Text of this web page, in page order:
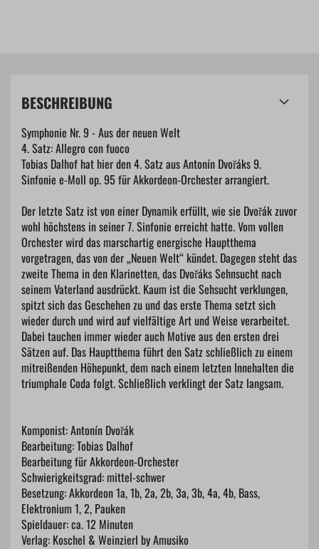
BESCHREIBUNG
Symphonie Nr. 9 - Aus der neuen Welt
4. Satz: Allegro con fuoco
Tobias Dalhof hat hier den 4. Satz aus Antonín Dvořáks 9.
Sinfonie e-Moll op. 95 für Akkordeon-Orchester arrangiert.
Der letzte Satz ist von einer Dynamik erfüllt, wie sie Dvořák zuvor
wohl höchstens in seiner 7. Sinfonie erreicht hatte. Vom vollen
Orchester wird das marschartig energische Hauptthema
vorgetragen, das von der „Neuen Welt“ kündet. Dagegen steht das
zweite Thema in den Klarinetten, das Dvořáks Sehnsucht nach
seinem Vaterland ausdrückt. Kaum ist die Sehsucht verklungen,
spitzt sich das Geschehen zu und das erste Thema setzt sich
wieder durch und wird auf vielfältige Art und Weise verarbeitet.
Dabei tauchen immer wieder auch Motive aus den ersten drei
Sätzen auf. Das Hauptthema führt den Satz schließlich zu einem
mitreißenden Höhepunkt, dem nach einem letzten Innehalten die
triumphale Coda folgt. Schließlich verklingt der Satz langsam.
Komponist: Antonín Dvořák
Bearbeitung: Tobias Dalhof
Bearbeitung für Akkordeon-Orchester
Schwierigkeitsgrad: mittel-schwer
Besetzung: Akkordeon 1a, 1b, 2a, 2b, 3a, 3b, 4a, 4b, Bass,
Elektronium 1, 2, Pauken
Spieldauer: ca. 12 Minuten
Verlag: Koschel & Weinzierl by Amusiko